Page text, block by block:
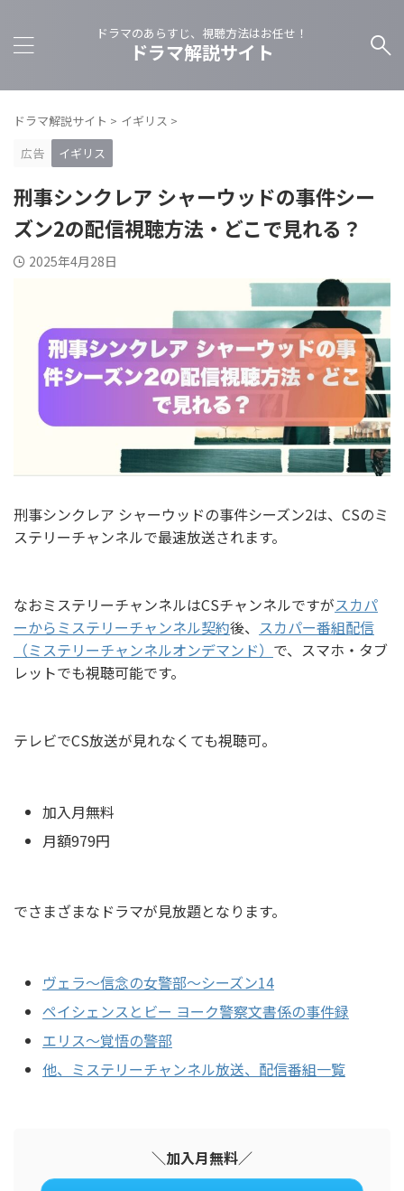
ドラマのあらすじ、視聴方法はお任せ！
ドラマ解説サイト
ドラマ解説サイト > イギリス >
広告
イギリス
刑事シンクレア シャーウッドの事件シー
ズン2の配信視聴方法・どこで見れる？
2025年4月28日
刑事シンクレア シャーウッドの事件シーズン2は、CSのミ
ステリーチャンネルで最速放送されます。
なおミステリーチャンネルはCSチャンネルですがスカパ
ーからミステリーチャンネル契約後、 スカパー番組配信
（ミステリーチャンネルオンデマンド） で、スマホ・タブ
レットでも視聴可能です。
テレビでCS放送が見れなくても視聴可。
加入月無料
月額979円
でさまざまなドラマが見放題となります。
ヴェラ～信念の女警部～シーズン14
ペイシェンスとビー ヨーク警察文書係の事件録
エリス～覚悟の警部
他、ミステリーチャンネル放送、配信番組一覧
＼加入月無料／